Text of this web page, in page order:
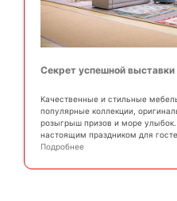
Секрет успешной выставки
Качественные и стильные
популярные коллекции,
розыгрыш призов и море
настоящим праздником для
Подробнее